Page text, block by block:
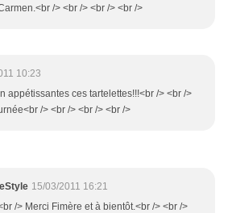
/> <br /> <br /> <br />
10:23
appétissantes ces tartelettes!!!<br /> <br />
/> <br /> <br /> <br />
15/03/2011 16:21
/> Merci Fimère et à bientôt.<br /> <br />